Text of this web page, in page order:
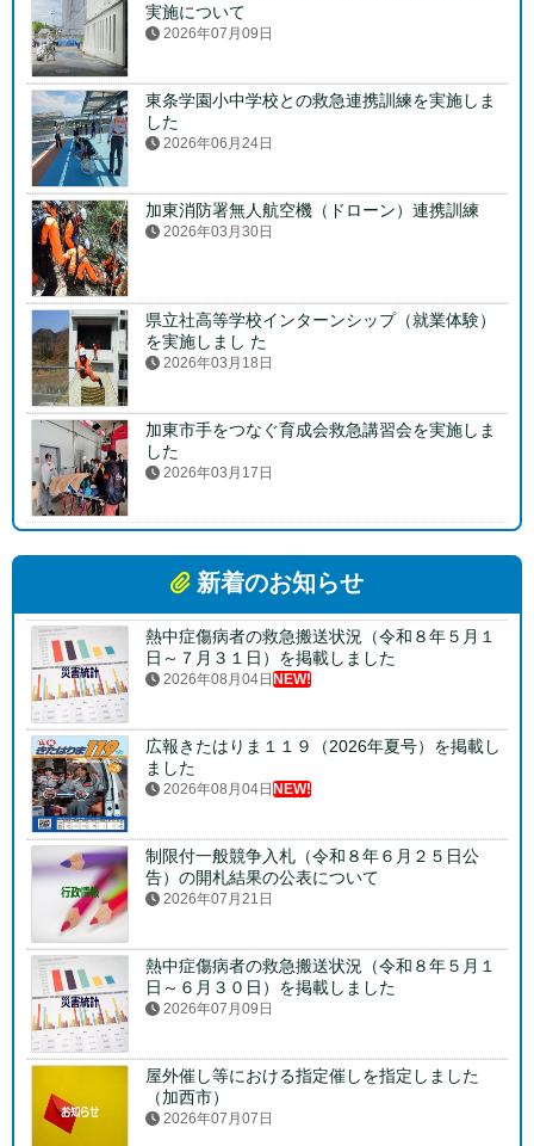
実施について
2026年07月09日
東条学園小中学校との救急連携訓練を実施しま
した
2026年06月24日
加東消防署無人航空機（ドローン）連携訓練
2026年03月30日
県立社高等学校インターンシップ（就業体験）
を実施しまし た
2026年03月18日
加東市手をつなぐ育成会救急講習会を実施しま
した
2026年03月17日
新着のお知らせ
熱中症傷病者の救急搬送状況（令和８年５月１
日～７月３１日）を掲載しました
2026年08月04日 NEW!
広報きたはりま１１９（2026年夏号）を掲載し
ました
2026年08月04日 NEW!
制限付一般競争入札（令和８年６月２５日公
告）の開札結果の公表について
2026年07月21日
熱中症傷病者の救急搬送状況（令和８年５月１
日～６月３０日）を掲載しました
2026年07月09日
屋外催し等における指定催しを指定しました
（加西市）
2026年07月07日